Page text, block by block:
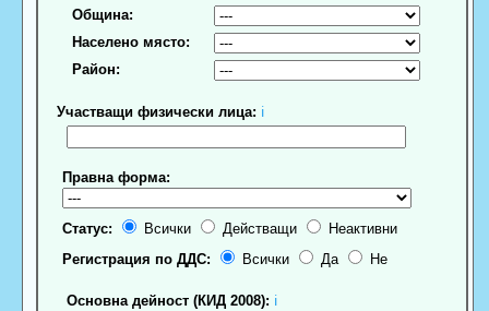
Община:
Населено място:
Район:
Участващи физически лица: ℹ
Правна форма:
Статус: Всички Действащи
Неактивни
Регистрация по ДДС:
Всички Да Не
Основна дейност (КИД 2008): ℹ